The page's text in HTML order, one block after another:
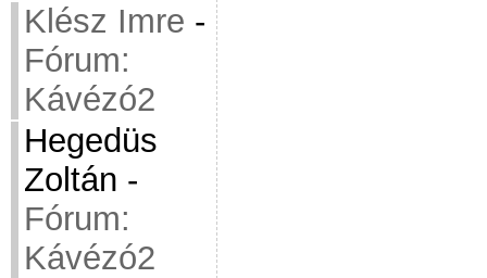
Klész Imre -
Fórum:
Kávézó2
Hegedüs
Zoltán -
Fórum:
Kávézó2